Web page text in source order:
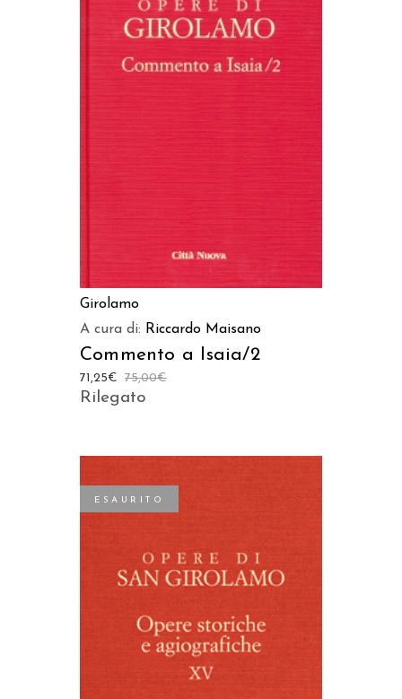
Girolamo
A cura di: Riccardo Maisano
Commento a Isaia/2
75,00€
71,25€
Rilegato
ESAURITO
LEGGI TUTTO